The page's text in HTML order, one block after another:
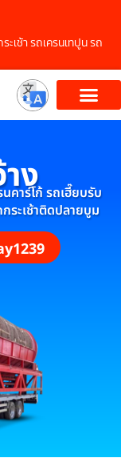
เช้า รถเครนเทปูน รถ
ง
คาร์โก้ รถเฮี๊ยบรับ
ระเช้าติดปลายบูม